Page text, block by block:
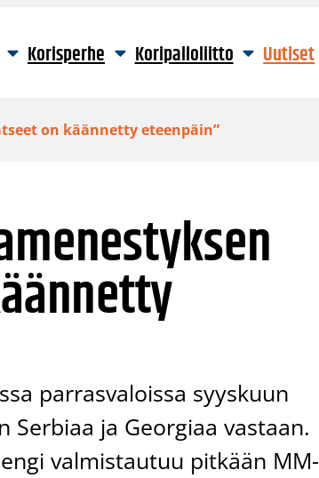
Korisperhe Koripalloliitto Uutiset
on käännetty eteenpäin”
parrasvaloissa syyskuun
Serbiaa ja Georgiaa vastaan.
valmistautuu pitkään MM-